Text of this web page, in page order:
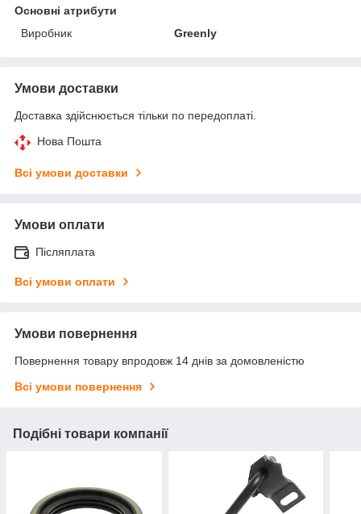
Основні атрибути
Виробник
Greenly
Умови доставки
Доставка здійснюється тільки по передоплаті.
Нова Пошта
Всі умови доставки
Умови оплати
Післяплата
Всі умови оплати
Умови повернення
Повернення товару впродовж 14 днів за домовленістю
Всі умови повернення
Подібні товари компанії